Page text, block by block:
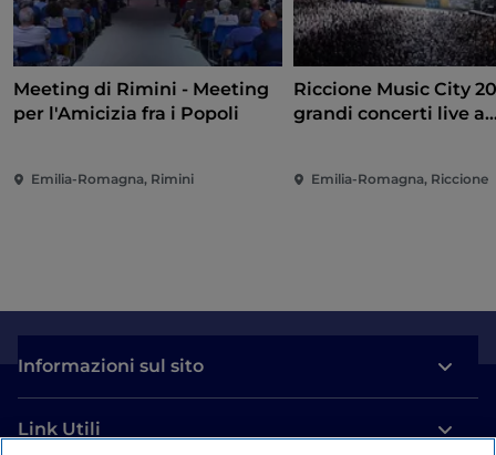
Meeting di Rimini - Meeting
per l'Amicizia fra i Popoli
Emilia-Romagna, Rimini
Riccione Music City
grandi concerti live a
Emilia-Romagna, Riccione
Informazioni sul sito
Link Utili